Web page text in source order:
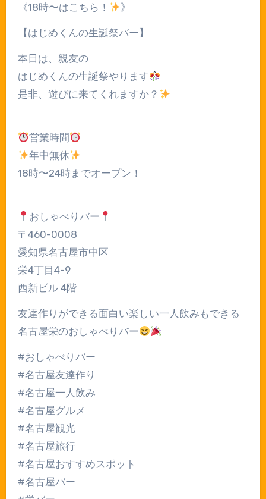
《18時〜はこちら！
》
【はじめくんの生誕祭バー】
本日は、親友の
はじめくんの生誕祭やります
是非、遊びに来てくれますか？
営業時間
年中無休
18時〜24時までオープン！
おしゃべりバー
〒460-0008
愛知県名古屋市中区
栄4丁目4-9
西新ビル 4階
友達作りができる面白い楽しい一人飲みもできる
名古屋栄のおしゃべりバー
#おしゃべりバー
#名古屋友達作り
#名古屋一人飲み
#名古屋グルメ
#名古屋観光
#名古屋旅行
#名古屋おすすめスポット
#名古屋バー